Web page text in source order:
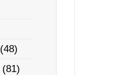
(48)
(81)